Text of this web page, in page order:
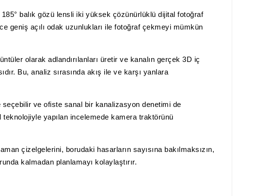
balık gözü lensli iki yüksek çözünürlüklü dijital fotoğraf
geniş açılı odak uzunlukları ile fotoğraf çekmeyi mümkün
olarak adlandırılanları üretir ve kanalın gerçek 3D iç
Bu, analiz sırasında akış ile ve karşı yanlara
seçebilir ve ofiste sanal bir kanalizasyon denetimi de
yapılan incelemede kamera traktörünü
çizelgelerini, borudaki hasarların sayısına bakılmaksızın,
kalmadan planlamayı kolaylaştırır.